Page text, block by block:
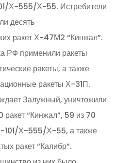
Х-555/Х-55. Истребители
десять
ракет Х-47М2 “Кинжал”.
РФ применили ракеты
ракеты, а также
ракеты Х-31П.
Залужный, уничтожили
ракет “Кинжал”, 59 из 70
101/Х-555/Х-55, а также
ракет “Калибр”.